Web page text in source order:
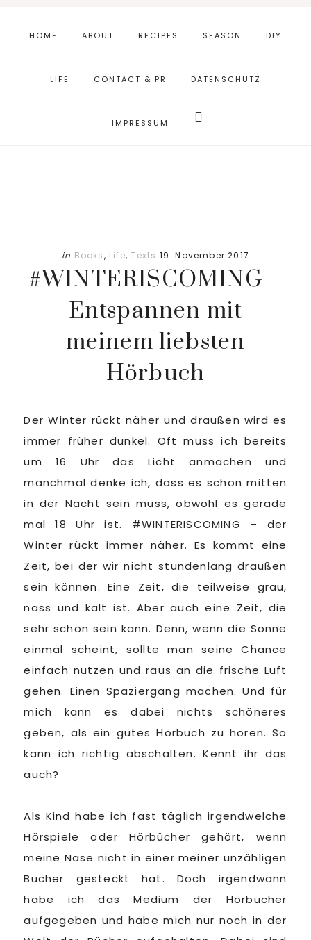
Fußzeile
HOME ABOUT RECIPES SEASON DIY
LIFE CONTACT & PR DATENSCHUTZ
IMPRESSUM durchsuchen
in Books, Life,Texts 19. November 2017
#WINTERISCOMING –
Entspannen mit
meinem liebsten
Hörbuch
Der Winter rückt näher und draußen wird es
immer früher dunkel. Oft muss ich bereits
um 16 Uhr das Licht anmachen und
manchmal denke ich, dass es schon mitten
in der Nacht sein muss, obwohl es gerade
mal 18 Uhr ist. #WINTERISCOMING – der
Winter rückt immer näher. Es kommt eine
Zeit, bei der wir nicht stundenlang draußen
sein können. Eine Zeit, die teilweise grau,
nass und kalt ist. Aber auch eine Zeit, die
sehr schön sein kann. Denn, wenn die Sonne
einmal scheint, sollte man seine Chance
einfach nutzen und raus an die frische Luft
gehen. Einen Spaziergang machen. Und für
mich kann es dabei nichts schöneres
geben, als ein gutes Hörbuch zu hören. So
kann ich richtig abschalten. Kennt ihr das
auch?
Als Kind habe ich fast täglich irgendwelche
Hörspiele oder Hörbücher gehört, wenn
meine Nase nicht in einer meiner unzähligen
Bücher gesteckt hat. Doch irgendwann
habe ich das Medium der Hörbücher
aufgegeben und habe mich nur noch in der